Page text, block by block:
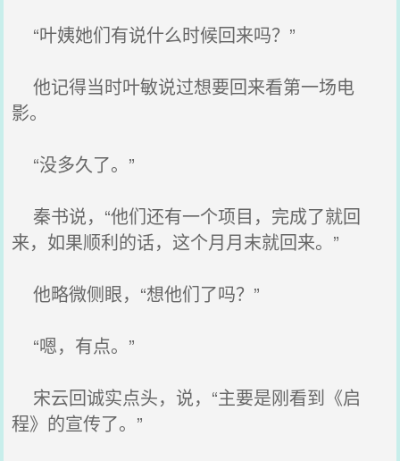
“叶姨她们有说什么时候回来吗？”
他记得当时叶敏说过想要回来看第一场电
影。
“没多久了。”
秦书说，“他们还有一个项目，完成了就回
来，如果顺利的话，这个月月末就回来。”
他略微侧眼，“想他们了吗？”
“嗯，有点。”
宋云回诚实点头，说，“主要是刚看到《启
程》的宣传了。”